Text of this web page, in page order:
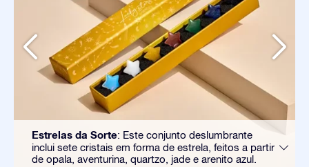
Estrelas da Sorte: Este conjunto deslumbrante
inclui sete cristais em forma de estrela, feitos a partir
de opala, aventurina, quartzo, jade e arenito azul.